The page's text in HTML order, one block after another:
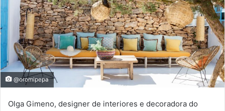
@oromipepa
Olga Gimeno, designer de interiores e decoradora do